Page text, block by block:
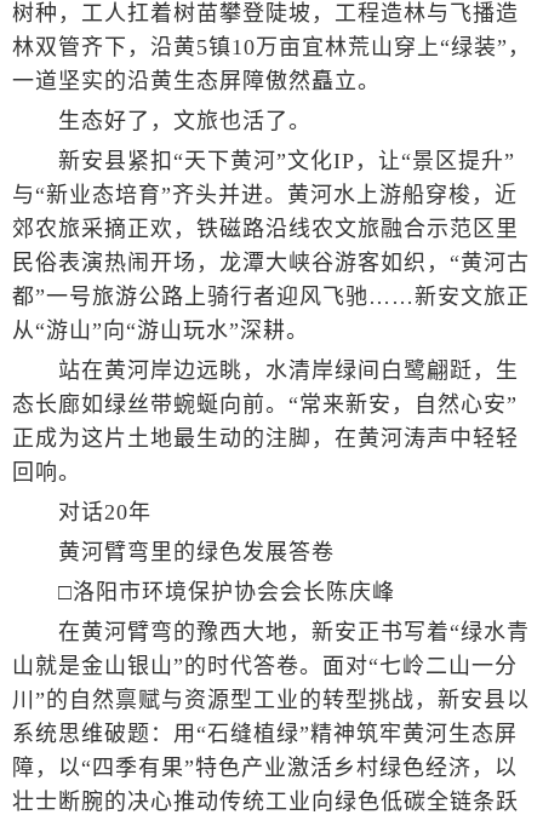
树种，工人扛着树苗攀登陡坡，工程造林与飞播造
林双管齐下，沿黄5镇10万亩宜林荒山穿上“绿装”，
一道坚实的沿黄生态屏障傲然矗立。
生态好了，文旅也活了。
新安县紧扣“天下黄河”文化IP，让“景区提升”
与“新业态培育”齐头并进。黄河水上游船穿梭，近
郊农旅采摘正欢，铁磁路沿线农文旅融合示范区里
民俗表演热闹开场，龙潭大峡谷游客如织，“黄河古
都”一号旅游公路上骑行者迎风飞驰……新安文旅正
从“游山”向“游山玩水”深耕。
站在黄河岸边远眺，水清岸绿间白鹭翩跹，生
态长廊如绿丝带蜿蜒向前。“常来新安，自然心安”
正成为这片土地最生动的注脚，在黄河涛声中轻轻
回响。
对话20年
黄河臂弯里的绿色发展答卷
□洛阳市环境保护协会会长陈庆峰
在黄河臂弯的豫西大地，新安正书写着“绿水青
山就是金山银山”的时代答卷。面对“七岭二山一分
川”的自然禀赋与资源型工业的转型挑战，新安县以
系统思维破题：用“石缝植绿”精神筑牢黄河生态屏
障，以“四季有果”特色产业激活乡村绿色经济，以
壮士断腕的决心推动传统工业向绿色低碳全链条跃